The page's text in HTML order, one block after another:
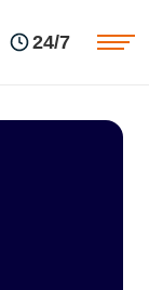
24/7